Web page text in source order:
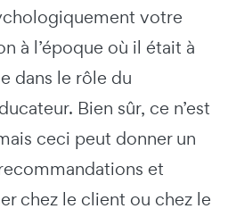
votre
à l’époque où il était à
dans le rôle du
Bien sûr, ce n’est
ceci peut donner un
et
chez le client ou chez le